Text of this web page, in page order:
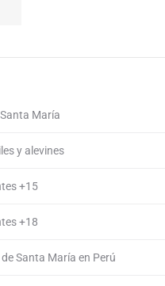
María
y alevines
+15
+18
Santa María en Perú